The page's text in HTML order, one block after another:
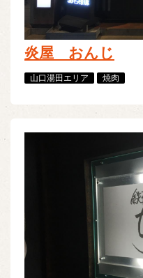
炎屋 おんじ
山口湯田エリア 焼肉